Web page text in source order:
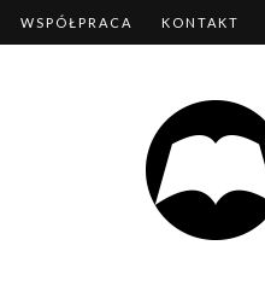
WSPÓŁPRACA KONTAKT